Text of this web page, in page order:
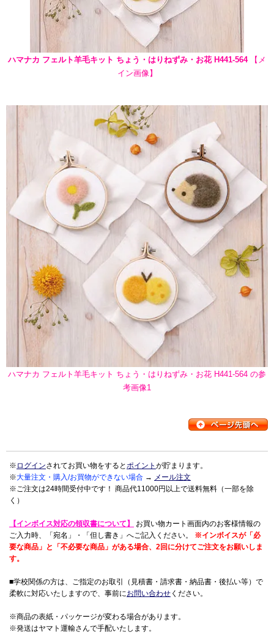
ハマナカ フェルト羊毛キット ちょう・はりねずみ・お花 H441-564【メ
イン画像】
ハマナカ フェルト羊毛キット ちょう・はりねずみ・お花 H441-564 の参
考画像1
※ ログインされてお買い物をするとポイント が貯まります。
※大量注文・購入/お買物ができない場合 → メール注文
※ご注文は24時間受付中です！ 商品代11000円以上で送料無料（一部を除
く）
【インボイス対応の領収書について】
お買い物カート画面内のお客様情報の
ご入力時、「宛名」・「但し書き」へご記入ください。 ※インボイスが「必
要な商品」と「不必要な商品」がある場合、2回に分けてご注文をお願いしま
す。
■学校関係の方は、ご指定のお取引（見積書・請求書・納品書・後払い等）で
柔軟に対応いたしますので、事前にお問い合わせ ください。
※商品の表紙・パッケージが変わる場合があります。
※発送はヤマト運輸さんで手配いたします。